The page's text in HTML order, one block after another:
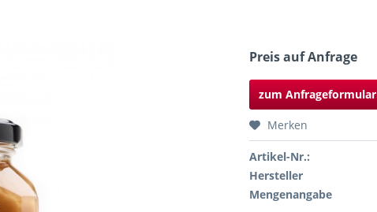
Preis auf Anfrage
zum Anfrageformular
Merken
Artikel-Nr.:
Hersteller
Mengenangabe